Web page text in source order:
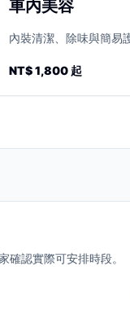
車內美容
內裝清潔、除味與簡易
NT$ 1,800 起
確認實際可安排時段。